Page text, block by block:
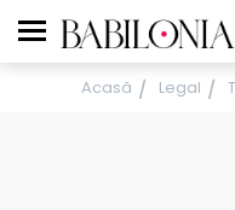
Acasă Legal